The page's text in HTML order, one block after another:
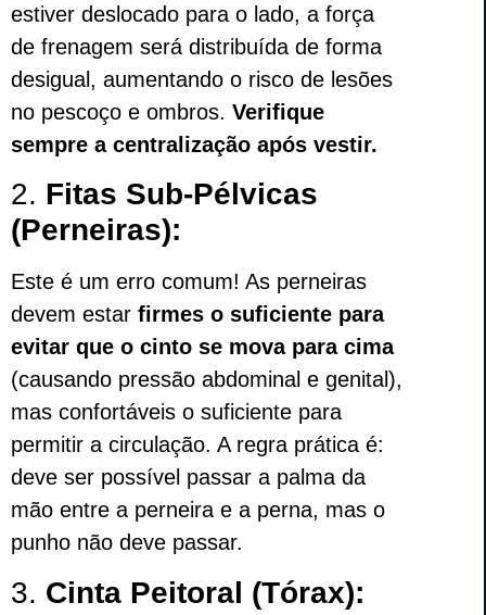
estiver deslocado para o lado, a força
de frenagem será distribuída de forma
desigual, aumentando o risco de lesões
no pescoço e ombros. Verifique
sempre a centralização após vestir.
2. Fitas Sub-Pélvicas
(Perneiras):
Este é um erro comum! As perneiras
devem estar firmes o suficiente para
evitar que o cinto se mova para cima
(causando pressão abdominal e genital),
mas confortáveis o suficiente para
permitir a circulação. A regra prática é:
deve ser possível passar a palma da
mão entre a perneira e a perna, mas o
punho não deve passar.
3. Cinta Peitoral (Tórax):